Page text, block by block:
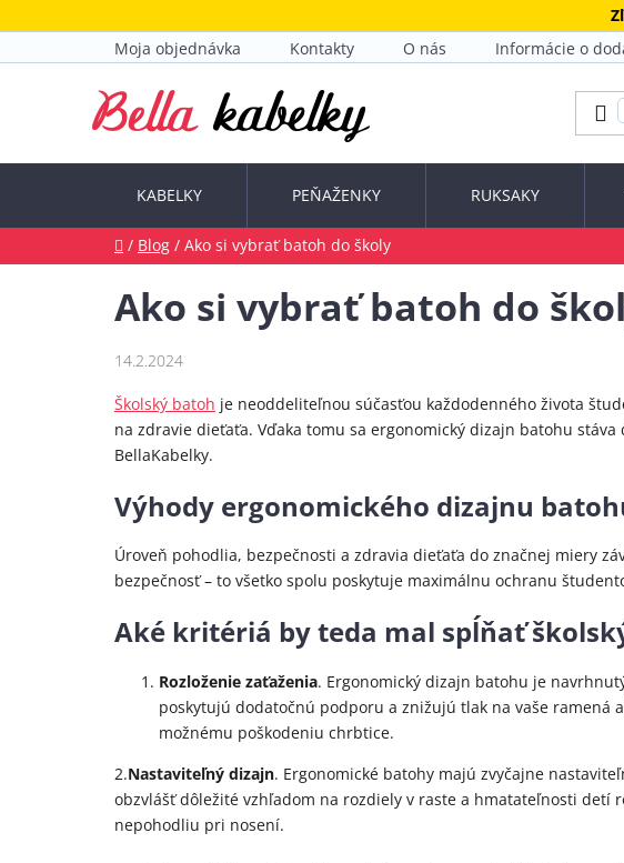
na
Moja objednávka
Kontakty O nás Informácie o
KABELKY PEŇAŽENKY RUKSAKY
Domov
/ Blog / Ako si vybrať batoh do školy
Ako si vybrať batoh do
14.2.2024
Školský batoh je neoddeliteľnou súčasťou každodenného života
na zdravie dieťaťa. Vďaka tomu sa ergonomický dizajn batohu
BellaKabelky.
Výhody ergonomického dizajnu
Úroveň pohodlia, bezpečnosti a zdravia dieťaťa do značnej miery
bezpečnosť – to všetko spolu poskytuje maximálnu ochranu
Aké kritériá by teda mal spĺňať
Rozloženie zaťaženia. Ergonomický dizajn batohu je
poskytujú dodatočnú podporu a znižujú tlak na vaše ramená
možnému poškodeniu chrbtice.
2.Nastaviteľný dizajn. Ergonomické batohy majú zvyčajne
obzvlášť dôležité vzhľadom na rozdiely v raste a hmatateľnosti
nepohodliu pri nosení.